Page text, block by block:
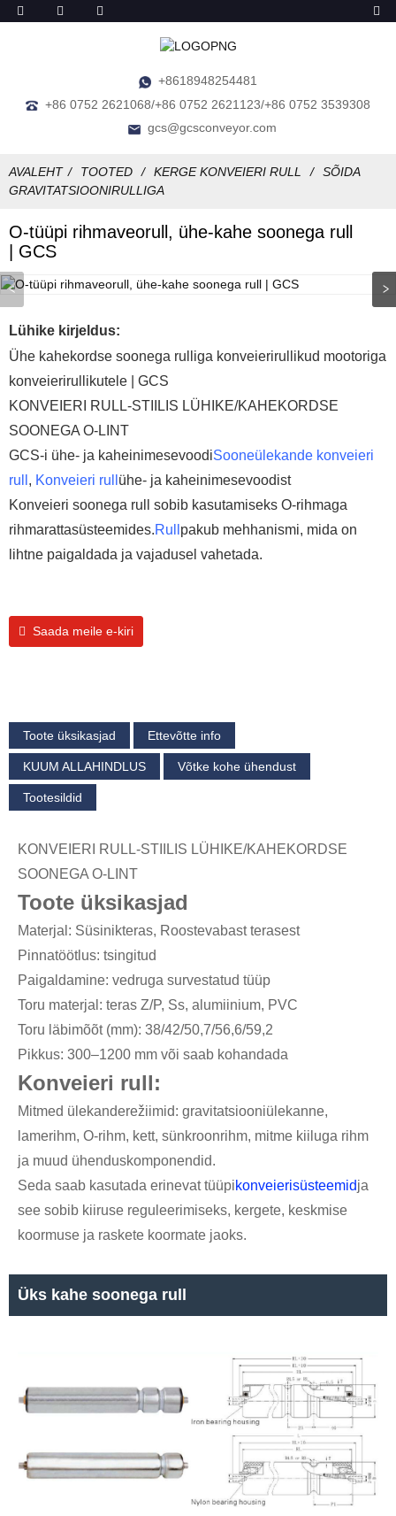
+8618948254481
+86 0752 2621068/+86 0752 2621123/+86 0752 3539308
gcs@gcsconveyor.com
AVALEHT TOOTED KERGE KONVEIERI RULL
SÕIDA
GRAVITATSIOONIRULLIGA
O-tüüpi rihmaveorull, ühe-kahe soonega rull
| GCS
Lühike kirjeldus:
Ühe kahekordse soonega rulliga konveierirullikud mootoriga
konveierirullikutele | GCS
KONVEIERI RULL-STIILIS LÜHIKE/KAHEKORDSE
SOONEGA O-LINT
GCS-i ühe- ja kaheinimesevoodiSooneülekande konveieri
rull , Konveieri rull ühe- ja kaheinimesevoodist
Konveieri soonega rull sobib kasutamiseks O-rihmaga
rihmarattasüsteemides.Rull pakub mehhanismi, mida on
lihtne paigaldada ja vajadusel vahetada.
Saada meile e-kiri
Toote üksikasjad Ettevõtte info
KUUM ALLAHINDLUS Võtke kohe ühendust
Tootesildid
KONVEIERI RULL-STIILIS LÜHIKE/KAHEKORDSE
SOONEGA O-LINT
Toote üksikasjad
Materjal: Süsinikteras, Roostevabast terasest
Pinnatöötlus: tsingitud
Paigaldamine: vedruga survestatud tüüp
Toru materjal: teras Z/P, Ss, alumiinium, PVC
Toru läbimõõt (mm): 38/42/50,7/56,6/59,2
Pikkus: 300–1200 mm või saab kohandada
Konveieri rull:
Mitmed ülekanderežiimid: gravitatsiooniülekanne,
lamerihm, O-rihm, kett, sünkroonrihm, mitme kiiluga rihm
ja muud ühenduskomponendid.
Seda saab kasutada erinevat tüüpikonveierisüsteemidja
see sobib kiiruse reguleerimiseks, kergete, keskmise
koormuse ja raskete koormate jaoks.
Üks kahe soonega rull